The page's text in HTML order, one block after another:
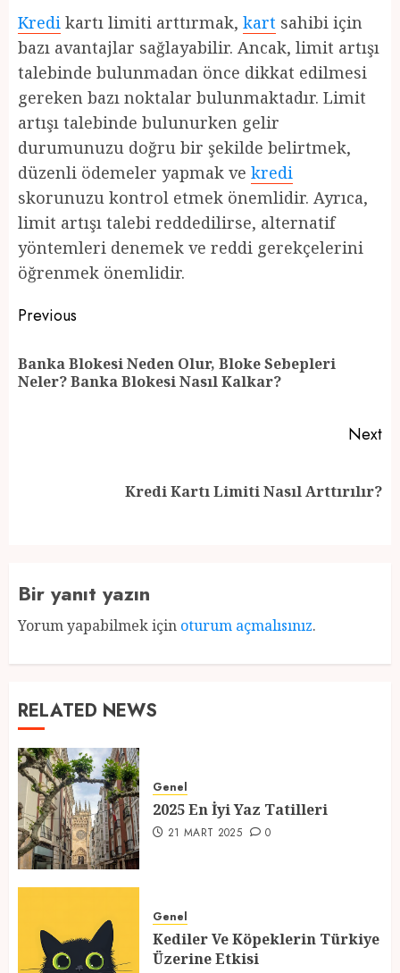
Kredi kartı limiti arttırmak, kart sahibi için
bazı avantajlar sağlayabilir. Ancak, limit artışı
talebinde bulunmadan önce dikkat edilmesi
gereken bazı noktalar bulunmaktadır. Limit
artışı talebinde bulunurken gelir
durumunuzu doğru bir şekilde belirtmek,
düzenli ödemeler yapmak ve kredi
skorunuzu kontrol etmek önemlidir. Ayrıca,
limit artışı talebi reddedilirse, alternatif
yöntemleri denemek ve reddi gerekçelerini
öğrenmek önemlidir.
Post
navigation
Previous
Banka Blokesi Neden Olur, Bloke Sebepleri
Neler? Banka Blokesi Nasıl Kalkar?
Next
Kredi Kartı Limiti Nasıl Arttırılır?
Bir yanıt yazın
Yorum yapabilmek için oturum açmalısınız.
RELATED NEWS
Genel
2025 En İyi Yaz Tatilleri
21 MART 2025 0
Genel
Kediler Ve Köpeklerin Türkiye
Üzerine Etkisi